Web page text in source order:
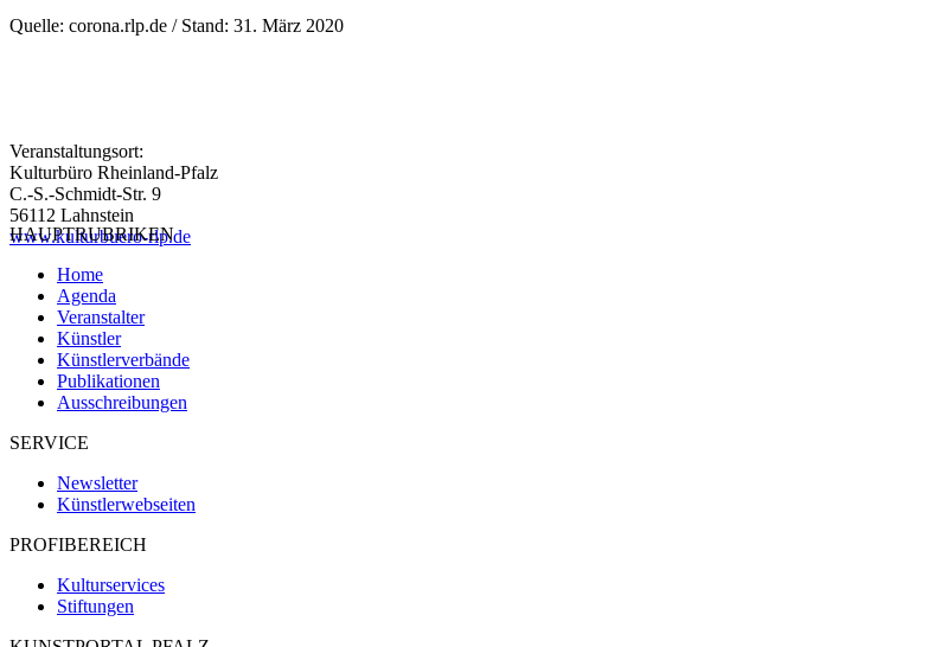
Quelle: corona.rlp.de / Stand: 31. März 2020
Veranstaltungsort:
Kulturbüro Rheinland-Pfalz
C.-S.-Schmidt-Str. 9
56112 Lahnstein
www.kulturbuero-rlp.de
HAUPTRUBRIKEN
Home
Agenda
Veranstalter
Künstler
Künstlerverbände
Publikationen
Ausschreibungen
SERVICE
Newsletter
Künstlerwebseiten
PROFIBEREICH
Kulturservices
Stiftungen